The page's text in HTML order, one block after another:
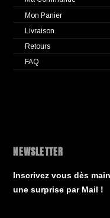
Mon Panier
Livraison
Retours
FAQ
NEWSLETTER
Inscrivez vous dès
une surprise par Mail !